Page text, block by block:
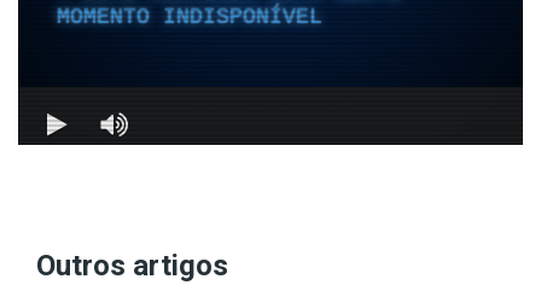
Outros artigos